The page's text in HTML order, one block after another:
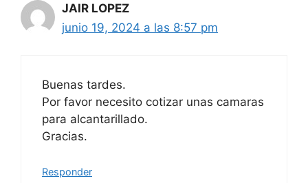
JAIR LOPEZ
junio 19, 2024 a las 8:57 pm
Buenas tardes.
Por favor necesito cotizar unas camaras
para alcantarillado.
Gracias.
Responder